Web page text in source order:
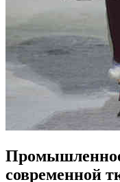
современной